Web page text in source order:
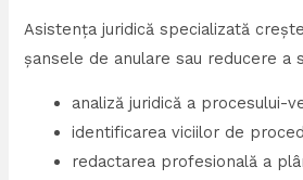
Asistența juridică specializată
șansele de anulare sau reducere a
analiză juridică a procesului-
identificarea viciilor de
redactarea profesională a